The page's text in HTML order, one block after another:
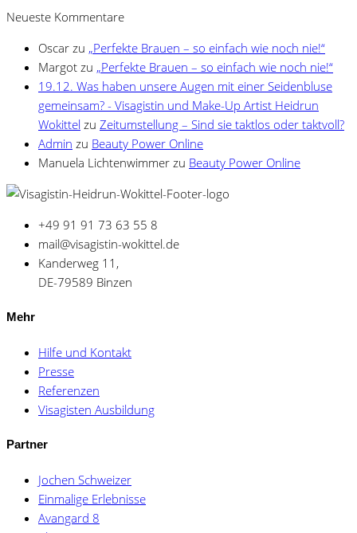
Neueste Kommentare
Oscar zu „Perfekte Brauen – so einfach wie noch nie!“
Margot zu „Perfekte Brauen – so einfach wie noch nie!“
19.12. Was haben unsere Augen mit einer Seidenbluse
gemeinsam? - Visagistin und Make-Up Artist Heidrun
Wokittel zu Zeitumstellung – Sind sie taktlos oder taktvoll?
Admin zu Beauty Power Online
Manuela Lichtenwimmer zu Beauty Power Online
+49 91 91 73 63 55 8
mail@visagistin-wokittel.de
Kanderweg 11,
DE-79589 Binzen
Mehr
Hilfe und Kontakt
Presse
Referenzen
Visagisten Ausbildung
Partner
Jochen Schweizer
Einmalige Erlebnisse
Avangard 8